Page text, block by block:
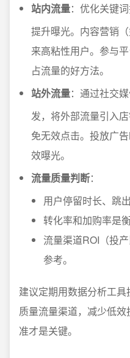
站内流量：优化关键
提升曝光。内容营销
来高粘性用户。参与
占流量的好方法。
站外流量：通过社交
发，将外部流量引入
免无效点击。投放广
效曝光。
流量质量判断：
用户停留时长、跳
转化率和加购率是
流量渠道ROI（投
参考。
建议定期用数据分析工
质量流量渠道，减少低
准才是关键。